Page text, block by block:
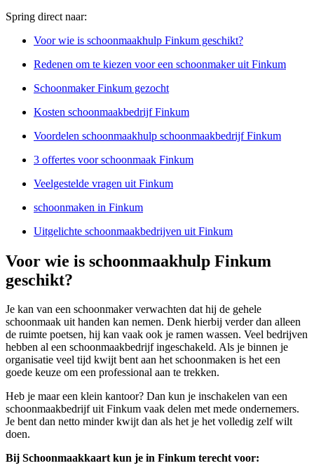
Spring direct naar:
Voor wie is schoonmaakhulp Finkum geschikt?
Redenen om te kiezen voor een schoonmaker uit Finkum
Schoonmaker Finkum gezocht
Kosten schoonmaakbedrijf Finkum
Voordelen schoonmaakhulp schoonmaakbedrijf Finkum
3 offertes voor schoonmaak Finkum
Veelgestelde vragen uit Finkum
schoonmaken in Finkum
Uitgelichte schoonmaakbedrijven uit Finkum
Voor wie is schoonmaakhulp Finkum
geschikt?
Je kan van een schoonmaker verwachten dat hij de gehele
schoonmaak uit handen kan nemen. Denk hierbij verder dan alleen
de ruimte poetsen, hij kan vaak ook je ramen wassen. Veel bedrijven
hebben al een schoonmaakbedrijf ingeschakeld. Als je binnen je
organisatie veel tijd kwijt bent aan het schoonmaken is het een
goede keuze om een professional aan te trekken.
Heb je maar een klein kantoor? Dan kun je inschakelen van een
schoonmaakbedrijf uit Finkum vaak delen met mede ondernemers.
Je bent dan netto minder kwijt dan als het je het volledig zelf wilt
doen.
Bij Schoonmaakkaart kun je in Finkum terecht voor: